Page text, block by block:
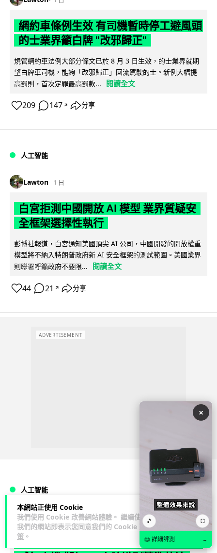
本網站正使用 Cookie
我們使用 Cookie 改善網站體驗。 繼續使用
我們的網站即表示您同意我們的 Cookie 政
策 。
網約車條例生效 有司機暫時停工避風頭
的士業界籲白牌 "改邪歸正"
規管網約車法例大部分條文已於 8 月 3 日生效，的士業界就期
望白牌車司機，能夠「改邪歸正」回流駕駛的士。新例大幅提
高罰則，首次定罪最高罰款...
閱讀全文
209 147 ↗ 分享
人工智能
Lawton 1 日
白宮拒測中國開放 AI 模型 業界質疑安
全框架選擇性執行
彭博社報道，白宮通知美國頂尖 AI 公司，中國開發的開放權重
模型將不納入特朗普政府新 AI 安全框架的測試範圍。美國業界
則聯署呼籲政府不要限...
閱讀全文
44 21 ↗ 分享
ADVERTISEMENT
人工智能
Vin 1 日
地盤偷吸煙難逃高空法眼 勞工處出動熱
×
🎵 ⛶
📖 詳細評測 →